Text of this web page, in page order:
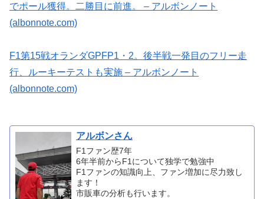
でポール獲得。二勝目に前進。 – アルボンノート
(albonnote.com)
F1第15戦オランダGPFP1・2。後半戦一発目のフリー走
行、ルーキーテストも実施 – アルボンノート
(albonnote.com)
アルボンさん
F1ファン歴7年
6年半前からF1について独学で勉強中
F1ファンの知識向上、ファン増加に尽力致し
ます！
市販車の分析も行います。